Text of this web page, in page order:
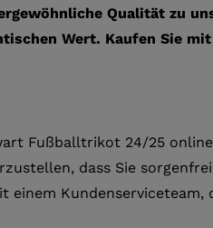
Qualität zu
Wert. Kaufen Sie
Fußballtrikot 24/25
dass Sie
einem